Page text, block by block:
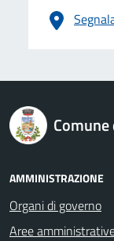
logo Unione Europea
AMMINISTRAZIONE
Organi di governo
Aree